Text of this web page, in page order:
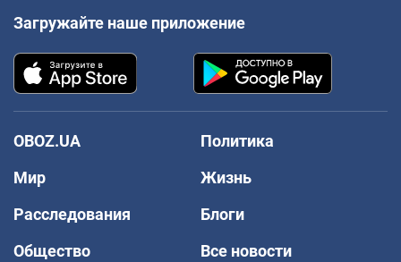
Загружайте наше приложение
OBOZ.UA
Политика
Мир
Жизнь
Расследования
Блоги
Общество
Все новости